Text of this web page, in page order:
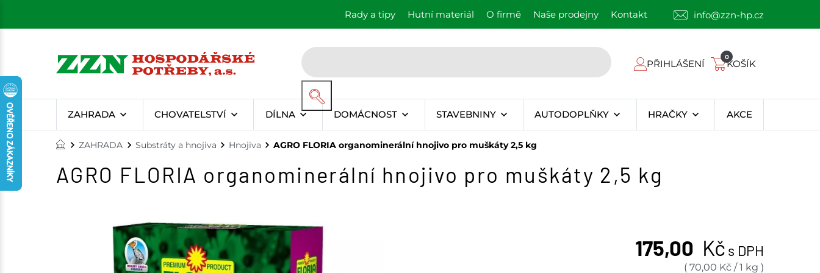
Rady a tipy Hutní materiál O firmě Naše prodejny Kontakt info@zzn-hp.cz
PŘIHLÁŠENÍ
0
KOŠÍK
ZAHRADA CHOVATELSTVÍ DÍLNA DOMÁCNOST STAVEBNINY AUTODOPLŇKY HRAČKY AKCE
ZAHRADA Substráty a hnojiva Hnojiva AGRO FLORIA organominerální hnojivo pro muškáty 2,5 kg
AGRO FLORIA organominerální hnojivo pro muškáty 2,5 kg
175,00 Kč s DPH
( 70,00 Kč/1 kg )